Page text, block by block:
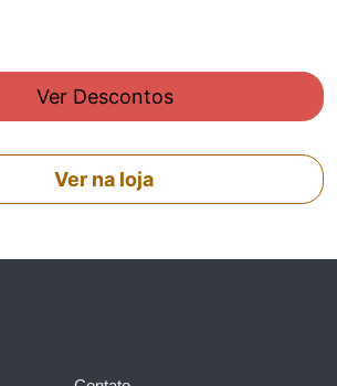
Ver Descontos
Ver na loja